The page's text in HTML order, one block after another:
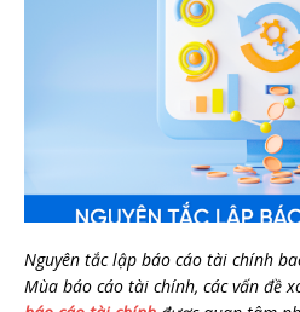
Nguyên tắc lập báo cáo tài chính
Mùa báo cáo tài chính, các vấn đề